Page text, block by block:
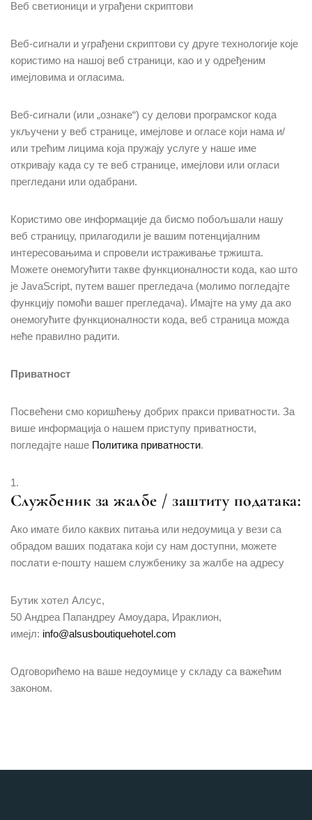
Веб светионици и уграђени скриптови
Веб-сигнали и уграђени скриптови су друге технологије које
користимо на нашој веб страници, као и у одређеним
имејловима и огласима.
Веб-сигнали (или „ознаке“) су делови програмског кода
укључени у веб странице, имејлове и огласе који нама и/
или трећим лицима која пружају услуге у наше име
откривају када су те веб странице, имејлови или огласи
прегледани или одабрани.
Користимо ове информације да бисмо побољшали нашу
веб страницу, прилагодили је вашим потенцијалним
интересовањима и спровели истраживање тржишта.
Можете онемогућити такве функционалности кода, као што
је JavaScript, путем вашег прегледача (молимо погледајте
функцију помоћи вашег прегледача). Имајте на уму да ако
онемогућите функционалности кода, веб страница можда
неће правилно радити.
Приватност
Посвећени смо коришћењу добрих пракси приватности. За
више информација о нашем приступу приватности,
погледајте наше Политика приватности.
Службеник за жалбе / заштиту података:
Ако имате било каквих питања или недоумица у вези са
обрадом ваших података који су нам доступни, можете
послати е-пошту нашем службенику за жалбе на адресу
Бутик хотел Алсус,
50 Андреа Папандреу Амоудара, Ираклион,
имејл: info@alsusboutiquehotel.com
Одговорићемо на ваше недоумице у складу са важећим
законом.